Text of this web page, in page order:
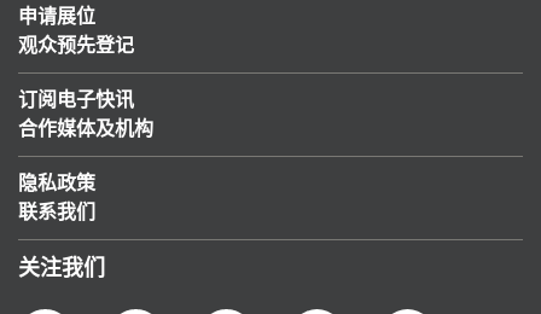
申请展位
观众预先登记
订阅电子快讯
合作媒体及机构
隐私政策
联系我们
关注我们